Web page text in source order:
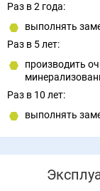
Раз в 2 года:
выполнять
Раз в 5 лет:
производить
Раз в 10 лет:
выполнять